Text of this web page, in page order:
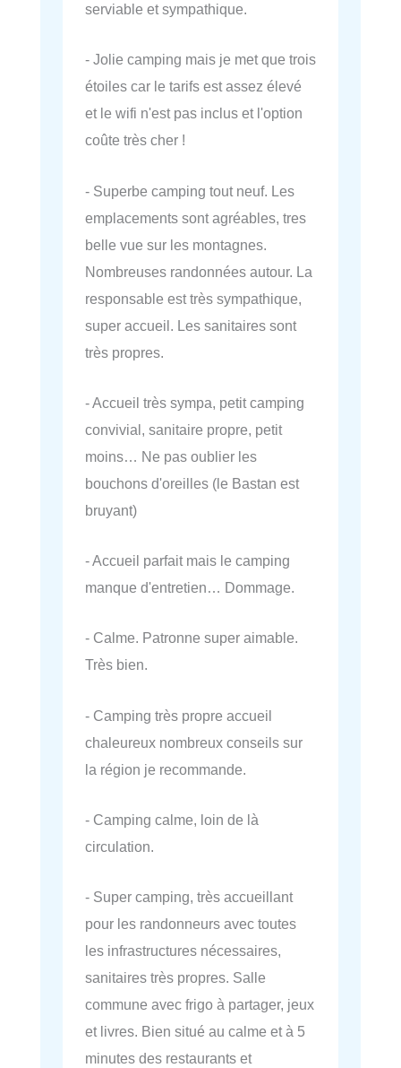
serviable et sympathique.
- Jolie camping mais je met que trois
étoiles car le tarifs est assez élevé
et le wifi n'est pas inclus et l'option
coûte très cher !
- Superbe camping tout neuf. Les
emplacements sont agréables, tres
belle vue sur les montagnes.
Nombreuses randonnées autour. La
responsable est très sympathique,
super accueil. Les sanitaires sont
très propres.
- Accueil très sympa, petit camping
convivial, sanitaire propre, petit
moins… Ne pas oublier les
bouchons d'oreilles (le Bastan est
bruyant)
- Accueil parfait mais le camping
manque d'entretien… Dommage.
- Calme. Patronne super aimable.
Très bien.
- Camping très propre accueil
chaleureux nombreux conseils sur
la région je recommande.
- Camping calme, loin de là
circulation.
- Super camping, très accueillant
pour les randonneurs avec toutes
les infrastructures nécessaires,
sanitaires très propres. Salle
commune avec frigo à partager, jeux
et livres. Bien situé au calme et à 5
minutes des restaurants et